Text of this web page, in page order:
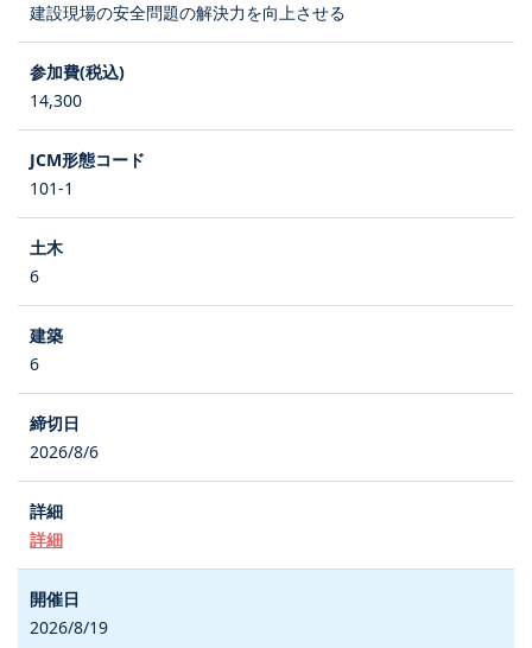
建設現場の安全問題の解決力を向上させる
14,300
101-1
6
6
2026/8/6
詳細
2026/8/19